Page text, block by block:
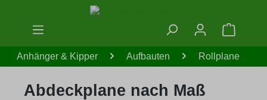
Zum Hauptinhalt springen
Anhänger & Kipper Aufbauten Rollplane
Abdeckplane nach Maß